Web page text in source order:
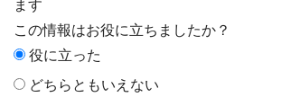
ます
この情報はお役に立ちましたか？
役に立った
どちらともいえない